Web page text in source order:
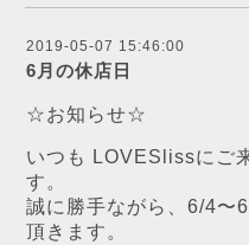
2019-05-07 15:46:00
6月の休店日
☆お知らせ☆
いつも LOVESlissにご
す。
誠に勝手ながら、6/4〜
頂きます。